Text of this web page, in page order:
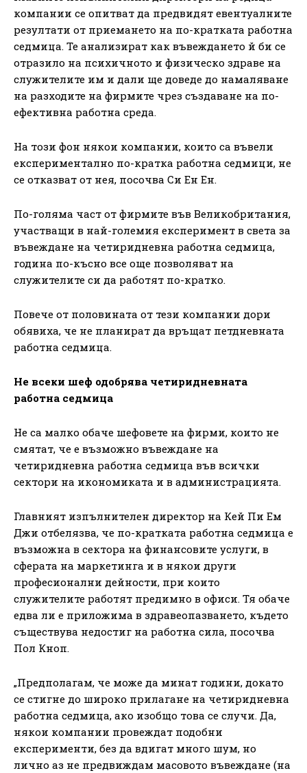
компании се опитват да предвидят евентуалните
резултати от приемането на по-кратката работна
седмица. Те анализират как въвеждането й би се
отразило на психичното и физическо здраве на
служителите им и дали ще доведе до намаляване
на разходите на фирмите чрез създаване на по-
ефективна работна среда.
На този фон някои компании, които са въвели
експериментално по-кратка работна седмици, не
се отказват от нея, посочва Си Ен Ен.
По-голяма част от фирмите във Великобритания,
участващи в най-големия експеримент в света за
въвеждане на четиридневна работна седмица,
година по-късно все още позволяват на
служителите си да работят по-кратко.
Повече от половината от тези компании дори
обявиха, че не планират да връщат петдневната
работна седмица.
Не всеки шеф одобрява четиридневната
работна седмица
Не са малко обаче шефовете на фирми, които не
смятат, че е възможно въвеждане на
четиридневна работна седмица във всички
сектори на икономиката и в администрацията.
Главният изпълнителен директор на Кей Пи Ем
Джи отбелязва, че по-кратката работна седмица е
възможна в сектора на финансовите услуги, в
сферата на маркетинга и в някои други
професионални дейности, при които
служителите работят предимно в офиси. Тя обаче
едва ли е приложима в здравеопазването, където
съществува недостиг на работна сила, посочва
Пол Кноп.
„Предполагам, че може да минат години, докато
се стигне до широко прилагане на четиридневна
работна седмица, ако изобщо това се случи. Да,
някои компании провеждат подобни
експерименти, без да вдигат много шум, но
лично аз не предвиждам масовото въвеждане (на